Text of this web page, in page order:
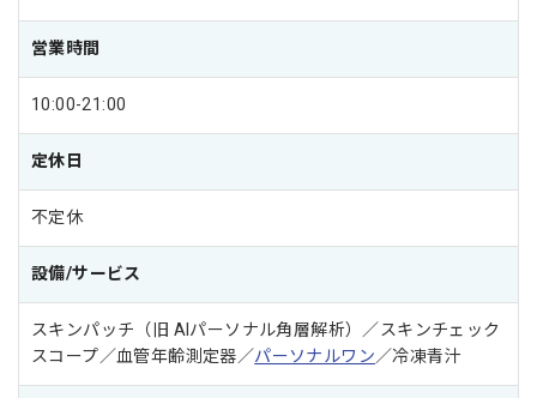
営業時間
10:00-21:00
定休日
不定休
設備/サービス
スキンパッチ（旧 AIパーソナル角層解析）／スキンチェック
スコープ／血管年齢測定器／パーソナルワン／冷凍青汁